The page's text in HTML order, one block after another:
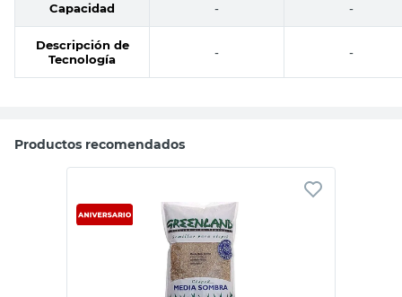
Capacidad - -
Descripción de
Tecnología
- -
Productos recomendados